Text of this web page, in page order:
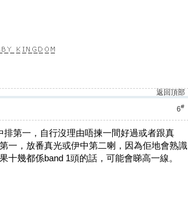
返回頂部
6#
第一，自行沒理由唔揀一間好過或者跟真
一，放番真光或伊中第二喇，因為佢地會熟識
幾都係band 1頭的話，可能會睇高一線。